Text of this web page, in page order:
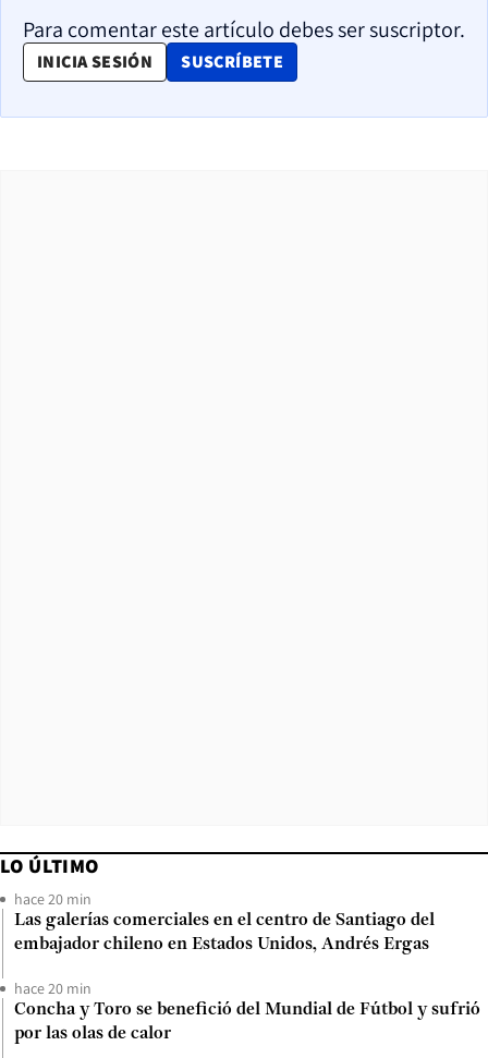
Para comentar este artículo debes ser suscriptor.
INICIA SESIÓN SUSCRÍBETE
OPENS IN NEW WINDOW
LO ÚLTIMO
hace 20 min
Las galerías comerciales en el centro de Santiago del
embajador chileno en Estados Unidos, Andrés Ergas
hace 20 min
Concha y Toro se benefició del Mundial de Fútbol y sufrió
por las olas de calor